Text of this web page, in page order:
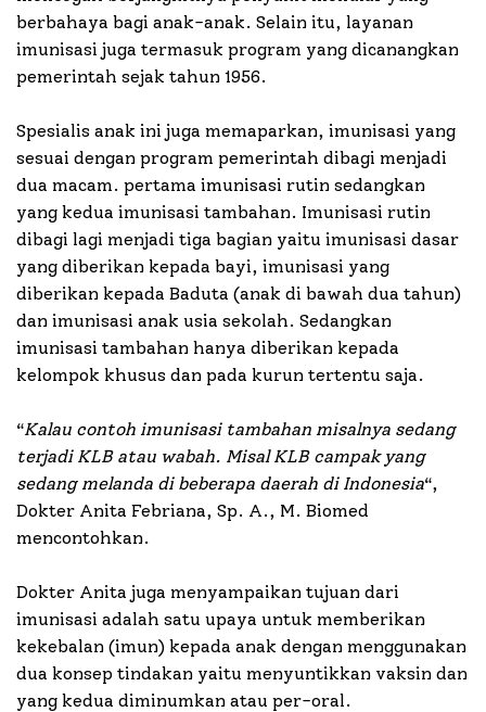
berbahaya bagi anak-anak. Selain itu, layanan
imunisasi juga termasuk program yang dicanangkan
pemerintah sejak tahun 1956.
Spesialis anak ini juga memaparkan, imunisasi yang
sesuai dengan program pemerintah dibagi menjadi
dua macam. pertama imunisasi rutin sedangkan
yang kedua imunisasi tambahan. Imunisasi rutin
dibagi lagi menjadi tiga bagian yaitu imunisasi dasar
yang diberikan kepada bayi, imunisasi yang
diberikan kepada Baduta (anak di bawah dua tahun)
dan imunisasi anak usia sekolah. Sedangkan
imunisasi tambahan hanya diberikan kepada
kelompok khusus dan pada kurun tertentu saja.
“Kalau contoh imunisasi tambahan misalnya sedang
terjadi KLB atau wabah. Misal KLB campak yang
sedang melanda di beberapa daerah di Indonesia“,
Dokter Anita Febriana, Sp. A., M. Biomed
mencontohkan.
Dokter Anita juga menyampaikan tujuan dari
imunisasi adalah satu upaya untuk memberikan
kekebalan (imun) kepada anak dengan menggunakan
dua konsep tindakan yaitu menyuntikkan vaksin dan
yang kedua diminumkan atau per-oral.